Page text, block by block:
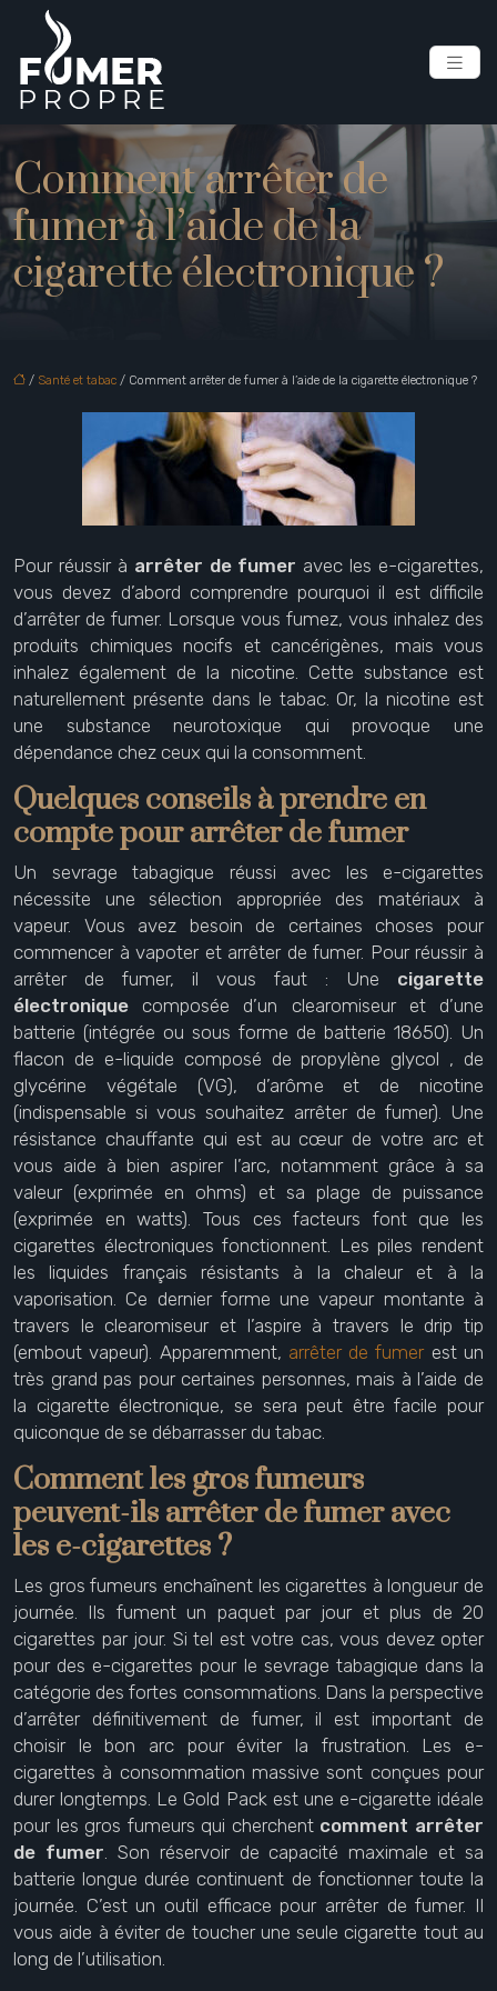
Comment arrêter de
fumer à l’aide de la
cigarette électronique ?
/ Santé et tabac / Comment arrêter de fumer à l’aide de la cigarette électronique ?
Pour réussir à arrêter de fumer avec les e-cigarettes,
vous devez d’abord comprendre pourquoi il est difficile
d’arrêter de fumer. Lorsque vous fumez, vous inhalez des
produits chimiques nocifs et cancérigènes, mais vous
inhalez également de la nicotine. Cette substance est
naturellement présente dans le tabac. Or, la nicotine est
une substance neurotoxique qui provoque une
dépendance chez ceux qui la consomment.
Quelques conseils à prendre en
compte pour arrêter de fumer
Un sevrage tabagique réussi avec les e-cigarettes
nécessite une sélection appropriée des matériaux à
vapeur. Vous avez besoin de certaines choses pour
commencer à vapoter et arrêter de fumer. Pour réussir à
arrêter de fumer, il vous faut : Une cigarette
électronique composée d’un clearomiseur et d’une
batterie (intégrée ou sous forme de batterie 18650). Un
flacon de e-liquide composé de propylène glycol , de
glycérine végétale (VG), d’arôme et de nicotine
(indispensable si vous souhaitez arrêter de fumer). Une
résistance chauffante qui est au cœur de votre arc et
vous aide à bien aspirer l’arc, notamment grâce à sa
valeur (exprimée en ohms) et sa plage de puissance
(exprimée en watts). Tous ces facteurs font que les
cigarettes électroniques fonctionnent. Les piles rendent
les liquides français résistants à la chaleur et à la
vaporisation. Ce dernier forme une vapeur montante à
travers le clearomiseur et l’aspire à travers le drip tip
(embout vapeur). Apparemment, arrêter de fumerest un
très grand pas pour certaines personnes, mais à l’aide de
la cigarette électronique, se sera peut être facile pour
quiconque de se débarrasser du tabac.
Comment les gros fumeurs
peuvent-ils arrêter de fumer avec
les e-cigarettes ?
Les gros fumeurs enchaînent les cigarettes à longueur de
journée. Ils fument un paquet par jour et plus de 20
cigarettes par jour. Si tel est votre cas, vous devez opter
pour des e-cigarettes pour le sevrage tabagique dans la
catégorie des fortes consommations. Dans la perspective
d’arrêter définitivement de fumer, il est important de
choisir le bon arc pour éviter la frustration. Les e-
cigarettes à consommation massive sont conçues pour
durer longtemps. Le Gold Pack est une e-cigarette idéale
pour les gros fumeurs qui cherchent comment arrêter
de fumer. Son réservoir de capacité maximale et sa
batterie longue durée continuent de fonctionner toute la
journée. C’est un outil efficace pour arrêter de fumer. Il
vous aide à éviter de toucher une seule cigarette tout au
long de l’utilisation.